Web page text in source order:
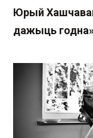
Юрый
дажыць